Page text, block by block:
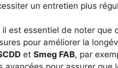
un entretien plus
il est essentiel de noter
pour améliorer la
et Smeg FAB, par